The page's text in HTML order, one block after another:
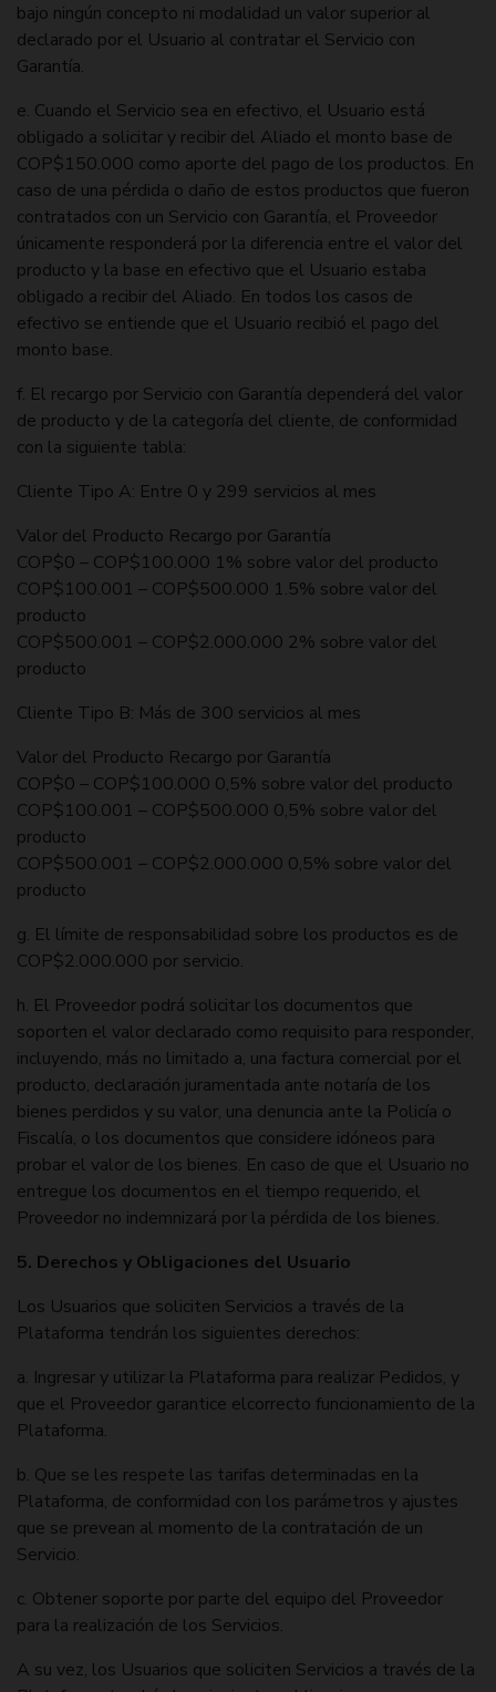
bajo ningún concepto ni modalidad un valor superior al
declarado por el Usuario al contratar el Servicio con
Garantía.
e. Cuando el Servicio sea en efectivo, el Usuario está
obligado a solicitar y recibir del Aliado el monto base de
COP$150.000 como aporte del pago de los productos. En
caso de una pérdida o daño de estos productos que fueron
contratados con un Servicio con Garantía, el Proveedor
únicamente responderá por la diferencia entre el valor del
producto y la base en efectivo que el Usuario estaba
obligado a recibir del Aliado. En todos los casos de
efectivo se entiende que el Usuario recibió el pago del
monto base.
f. El recargo por Servicio con Garantía dependerá del valor
de producto y de la categoría del cliente, de conformidad
con la siguiente tabla:
Cliente Tipo A: Entre 0 y 299 servicios al mes
Valor del Producto Recargo por Garantía
COP$0 – COP$100.000 1% sobre valor del producto
COP$100.001 – COP$500.000 1.5% sobre valor del
producto
COP$500.001 – COP$2.000.000 2% sobre valor del
producto
Cliente Tipo B: Más de 300 servicios al mes
Valor del Producto Recargo por Garantía
COP$0 – COP$100.000 0,5% sobre valor del producto
COP$100.001 – COP$500.000 0,5% sobre valor del
producto
COP$500.001 – COP$2.000.000 0,5% sobre valor del
producto
g. El límite de responsabilidad sobre los productos es de
COP$2.000.000 por servicio.
h. El Proveedor podrá solicitar los documentos que
soporten el valor declarado como requisito para responder,
incluyendo, más no limitado a, una factura comercial por el
producto, declaración juramentada ante notaría de los
bienes perdidos y su valor, una denuncia ante la Policía o
Fiscalía, o los documentos que considere idóneos para
probar el valor de los bienes. En caso de que el Usuario no
entregue los documentos en el tiempo requerido, el
Proveedor no indemnizará por la pérdida de los bienes.
5. Derechos y Obligaciones del Usuario
Los Usuarios que soliciten Servicios a través de la
Plataforma tendrán los siguientes derechos:
a. Ingresar y utilizar la Plataforma para realizar Pedidos, y
que el Proveedor garantice elcorrecto funcionamiento de la
Plataforma.
b. Que se les respete las tarifas determinadas en la
Plataforma, de conformidad con los parámetros y ajustes
que se prevean al momento de la contratación de un
Servicio.
c. Obtener soporte por parte del equipo del Proveedor
para la realización de los Servicios.
A su vez, los Usuarios que soliciten Servicios a través de la